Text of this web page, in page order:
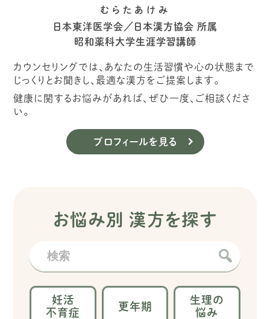
むらたあけみ
日本東洋医学会／日本漢方協会 所属
昭和薬科大学生涯学習講師
カウンセリングでは、あなたの生活習慣や心の状態まで
じっくりとお聞きし、最適な漢方をご提案します。
健康に関するお悩みがあれば、ぜひ一度、ご相談くださ
い。
プロフィールを見る
お悩み別 漢方を探す
妊活
不育症
更年期
生理の
悩み